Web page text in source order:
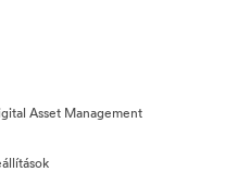
Asset Management